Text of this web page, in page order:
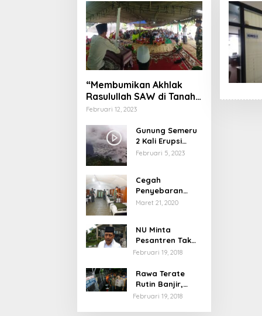
“Membumikan Akhlak
Rasulullah SAW di Tanah
Nusantara”
Februari 12, 2023
Gunung Semeru
2 Kali Erupsi
dengan Tinggi
Februari 5, 2023
Cegah
Penyebaran
Virus Corona,
Pelayanan
Maret 21, 2020
NU Minta
Pesantren Tak
Terprovokasi
Februari 19, 2018
Rawa Terate
Rutin Banjir,
Anies Bakal Cek
Februari 19, 2018